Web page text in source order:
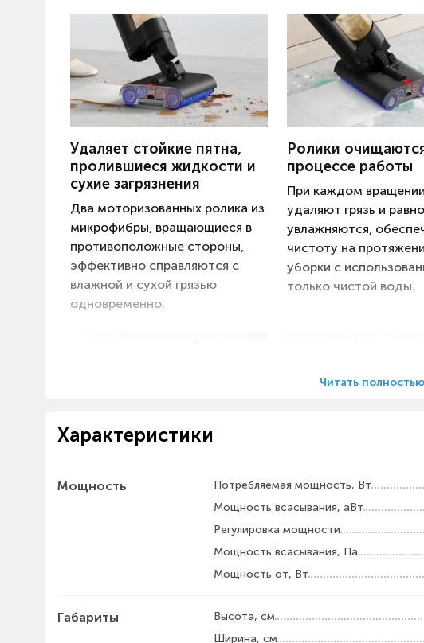
Удаляет стойкие пятна,
пролившиеся жидкости и
сухие загрязнения
Два моторизованных ролика из
микрофибры, вращающиеся в
противоположные стороны,
эффективно справляются с
влажной и сухой грязью
одновременно.
Ролики
процессе работы
При каждом
удаляют грязь и
увлажняются,
чистоту на
уборки с
только чистой воды.
больших пространств в
Очищает до 290 м² — это
полы, с непрерывным временем
очистка
Активируйте цикл
самоочистки, чтобы
систему во время
устройства на
Читать полностью
Характеристики
Мощность Потребляемая мощность, Вт
Мощность всасывания, аВт
Регулировка мощности
Мощность всасывания, Па
Мощность от, Вт
Габариты Высота, см
Ширина, см